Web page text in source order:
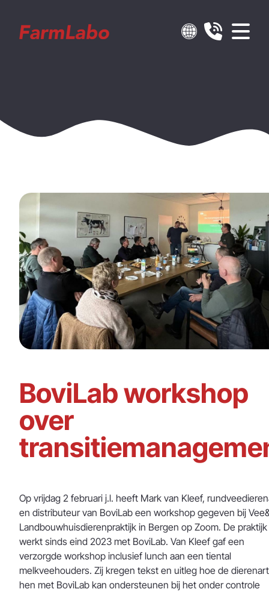
BoviLab workshop
over
Op vrijdag 2 februari j.l. heeft Mark van Kleef,
en distributeur van BoviLab een workshop gegeven bij
Landbouwhuisdierenpraktijk in Bergen op Zoom. De praktijk
werkt sinds eind 2023 met BoviLab. Van Kleef gaf een
verzorgde workshop inclusief lunch aan een tiental
melkveehouders. Zij kregen tekst en uitleg hoe de
hen met BoviLab kan ondersteunen bij het onder controle